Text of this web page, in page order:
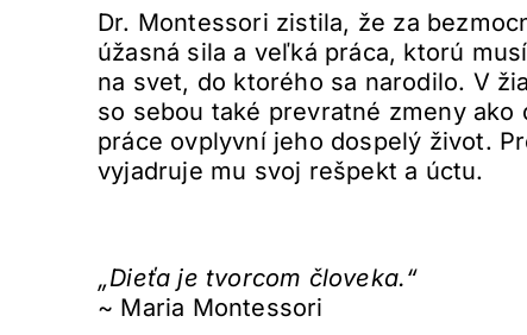
Dr. Montessori zistila, že za
úžasná sila a veľká práca, ktorú
na svet, do ktorého sa narodilo. V
so sebou také prevratné zmeny
práce ovplyvní jeho dospelý život.
vyjadruje mu svoj rešpekt a úctu.
„Dieťa je tvorcom človeka.“
~ Maria Montessori